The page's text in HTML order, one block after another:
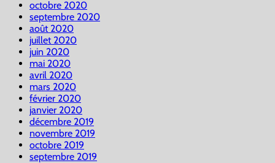
octobre 2020
septembre 2020
août 2020
juillet 2020
juin 2020
mai 2020
avril 2020
mars 2020
février 2020
janvier 2020
décembre 2019
novembre 2019
octobre 2019
septembre 2019